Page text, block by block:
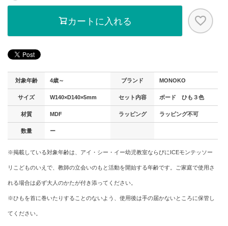
カートに入れる
対象年齢 4歳～ ブランド MONOKO
サイズ W140×D140×5mm セット内容 ボード ひも３色
材質 MDF ラッピング ラッピング不可
数量 ー
※掲載している対象年齢は、アイ・シー・イー幼児教室ならびにICEモンテッソー
リこどものいえで、教師の立会いのもと活動を開始する年齢です。ご家庭で使用さ
れる場合は必ず大人のかたが付き添ってください。
※ひもを首に巻いたりすることのないよう、使用後は手の届かないところに保管し
てください。